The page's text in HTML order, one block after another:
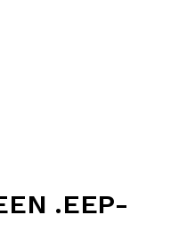
.EEP-